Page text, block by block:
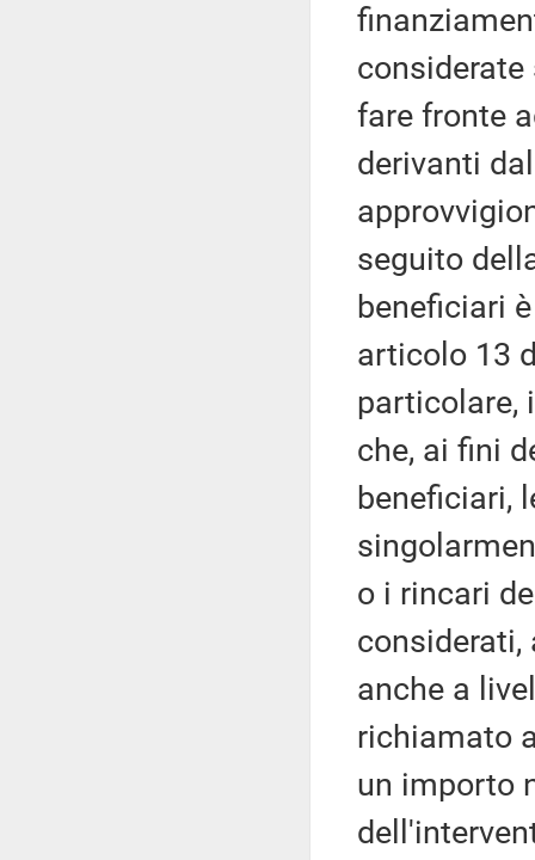
fare fronte
derivanti
seguito
beneficiari
articolo 13
particolare,
che, ai fini
beneficiari,
o i rincari
considerati,
anche a
richiamato
un importo